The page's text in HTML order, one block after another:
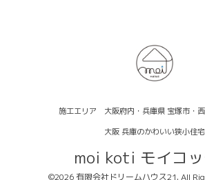
施工エリア 大阪府内・兵庫県 宝塚市・
大阪 兵庫のかわいい狭小住宅
moi koti モイコッ
©2026有限会社ドリームハウス21. All